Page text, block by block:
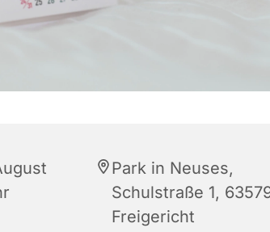
Park in Neuses,
Schulstraße 1,
Freigericht